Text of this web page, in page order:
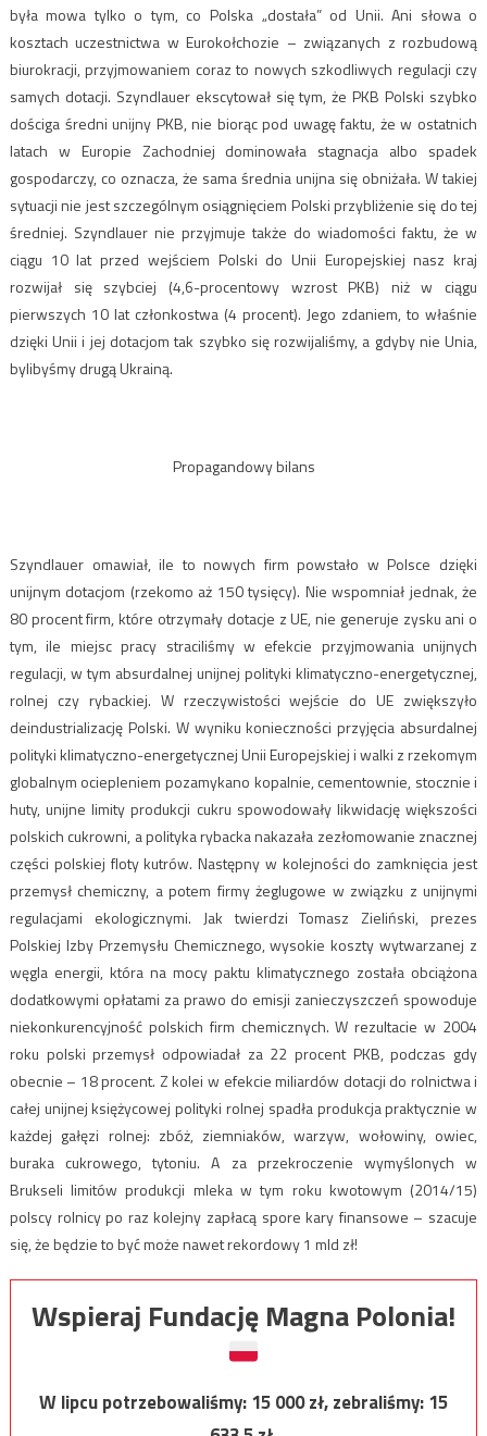
była mowa tylko o tym, co Polska „dostała” od Unii. Ani słowa o
kosztach uczestnictwa w Eurokołchozie – związanych z rozbudową
biurokracji, przyjmowaniem coraz to nowych szkodliwych regulacji czy
samych dotacji. Szyndlauer ekscytował się tym, że PKB Polski szybko
dościga średni unijny PKB, nie biorąc pod uwagę faktu, że w ostatnich
latach w Europie Zachodniej dominowała stagnacja albo spadek
gospodarczy, co oznacza, że sama średnia unijna się obniżała. W takiej
sytuacji nie jest szczególnym osiągnięciem Polski przybliżenie się do tej
średniej. Szyndlauer nie przyjmuje także do wiadomości faktu, że w
ciągu 10 lat przed wejściem Polski do Unii Europejskiej nasz kraj
rozwijał się szybciej (4,6-procentowy wzrost PKB) niż w ciągu
pierwszych 10 lat członkostwa (4 procent). Jego zdaniem, to właśnie
dzięki Unii i jej dotacjom tak szybko się rozwijaliśmy, a gdyby nie Unia,
bylibyśmy drugą Ukrainą.
Propagandowy bilans
Szyndlauer omawiał, ile to nowych firm powstało w Polsce dzięki
unijnym dotacjom (rzekomo aż 150 tysięcy). Nie wspomniał jednak, że
80 procent firm, które otrzymały dotacje z UE, nie generuje zysku ani o
tym, ile miejsc pracy straciliśmy w efekcie przyjmowania unijnych
regulacji, w tym absurdalnej unijnej polityki klimatyczno-energetycznej,
rolnej czy rybackiej. W rzeczywistości wejście do UE zwiększyło
deindustrializację Polski. W wyniku konieczności przyjęcia absurdalnej
polityki klimatyczno-energetycznej Unii Europejskiej i walki z rzekomym
globalnym ociepleniem pozamykano kopalnie, cementownie, stocznie i
huty, unijne limity produkcji cukru spowodowały likwidację większości
polskich cukrowni, a polityka rybacka nakazała zezłomowanie znacznej
części polskiej floty kutrów. Następny w kolejności do zamknięcia jest
przemysł chemiczny, a potem firmy żeglugowe w związku z unijnymi
regulacjami ekologicznymi. Jak twierdzi Tomasz Zieliński, prezes
Polskiej Izby Przemysłu Chemicznego, wysokie koszty wytwarzanej z
węgla energii, która na mocy paktu klimatycznego została obciążona
dodatkowymi opłatami za prawo do emisji zanieczyszczeń spowoduje
niekonkurencyjność polskich firm chemicznych. W rezultacie w 2004
roku polski przemysł odpowiadał za 22 procent PKB, podczas gdy
obecnie – 18 procent. Z kolei w efekcie miliardów dotacji do rolnictwa i
całej unijnej księżycowej polityki rolnej spadła produkcja praktycznie w
każdej gałęzi rolnej: zbóż, ziemniaków, warzyw, wołowiny, owiec,
buraka cukrowego, tytoniu. A za przekroczenie wymyślonych w
Brukseli limitów produkcji mleka w tym roku kwotowym (2014/15)
polscy rolnicy po raz kolejny zapłacą spore kary finansowe – szacuje
się, że będzie to być może nawet rekordowy 1 mld zł!
Wspieraj Fundację Magna Polonia!
W lipcu potrzebowaliśmy:15 000zł, zebraliśmy:15